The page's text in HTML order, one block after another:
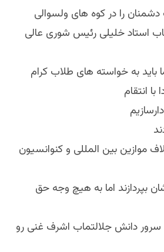
را در کوه های ولسوالی
استاد خلیلی رئیس شوری عالی
به خواسته های طلاب کرام
انتقام
موازین بین المللی و کنوانسیون
بپردازند اما به هیچ وجه حق
دانش جلالتماب اشرف غنی رو